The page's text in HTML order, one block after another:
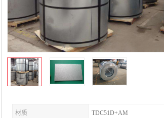
材质 TDC51D+AM